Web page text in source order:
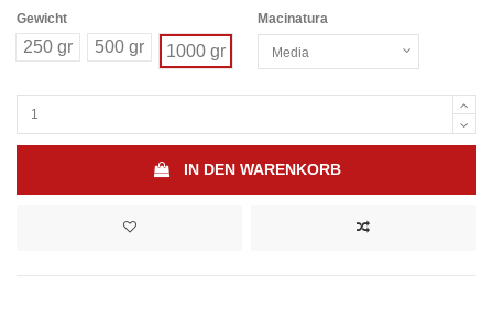
Gewicht
250 gr 500 gr 1000 gr
Macinatura
IN DEN WARENKORB